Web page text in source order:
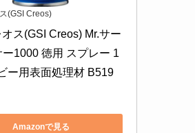
(GSI Creos)
ス(GSI Creos) Mr.サー
ー1000 徳用 スプレー 1
ー用表面処理材 B519
Amazonで見る